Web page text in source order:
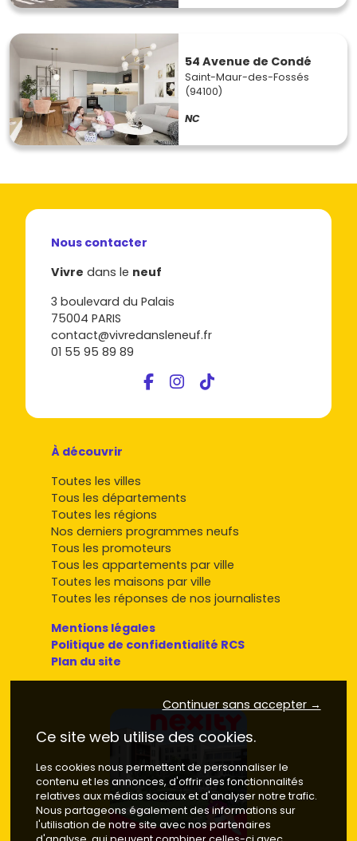
54 Avenue de Condé
Saint-Maur-des-Fossés
(94100)
NC
Nous contacter
Vivre dans le neuf
3 boulevard du Palais
75004 PARIS
contact@vivredansleneuf.fr
01 55 95 89 89
À découvrir
Toutes les villes
Tous les départements
Toutes les régions
Nos derniers programmes neufs
Tous les promoteurs
Tous les appartements par ville
Toutes les maisons par ville
Toutes les réponses de nos journalistes
Mentions légales
Politique de confidentialité RCS
Plan du site
Continuer sans accepter →
Ce site web utilise des cookies.
Les cookies nous permettent de personnaliser le
contenu et les annonces, d'offrir des fonctionnalités
relatives aux médias sociaux et d'analyser notre trafic.
Nous partageons également des informations sur
l'utilisation de notre site avec nos partenaires